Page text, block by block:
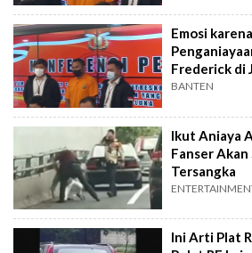
Emosi
Frederick di
BANTEN
Ikut Aniaya
Fanser Akan
Tersangka
Ini Arti Plat